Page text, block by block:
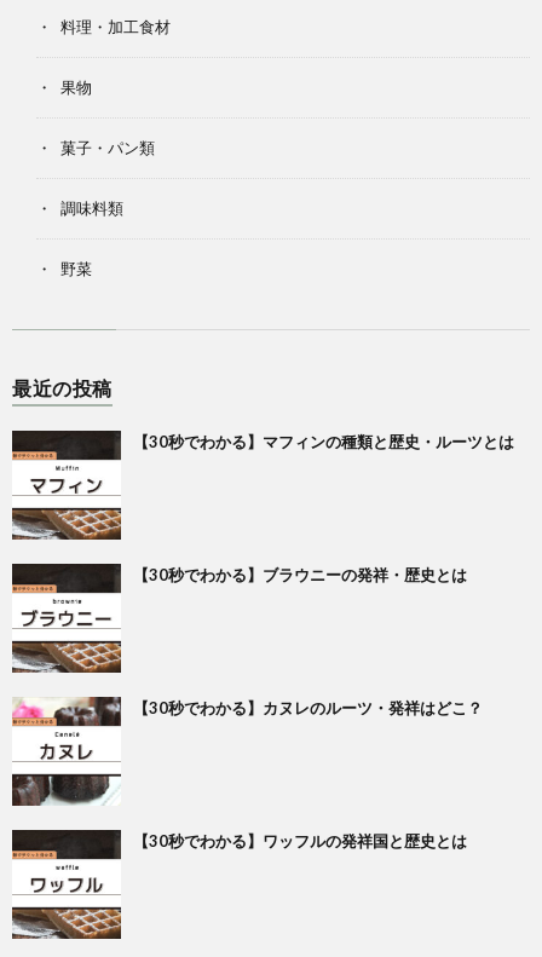
料理・加工食材
果物
菓子・パン類
調味料類
野菜
最近の投稿
【30秒でわかる】マフィンの種類と歴史・ルーツとは
【30秒でわかる】ブラウニーの発祥・歴史とは
【30秒でわかる】カヌレのルーツ・発祥はどこ？
【30秒でわかる】ワッフルの発祥国と歴史とは